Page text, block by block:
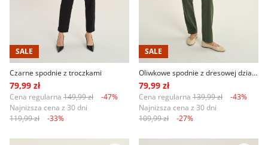
SALE
Czarne spodnie z troczkami
79,99 zł
Cena regularna 149,99 zł
-47%
Najniższa cena z 30 dni
119,99 zł
-33%
SALE
Oliwkowe spodnie z dresowej dzianiny
79,99 zł
Cena regularna 139,99 zł
-43%
Najniższa cena z 30 dni
109,99 zł
-27%